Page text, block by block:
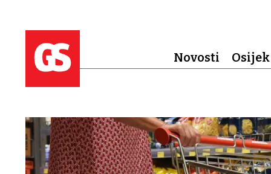
Novosti Osijek